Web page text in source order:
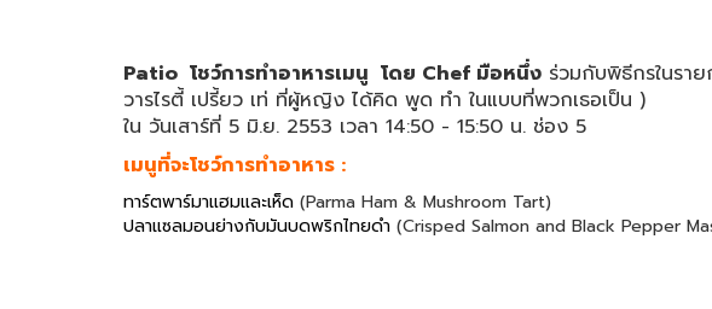
Patio โชว์การทำอาหารเมนู โดย Chef มือหนึ่ง ร่วมกับพิธีกรในรา
วารไรตี้ เปรี้ยว เท่ ที่ผู้หญิง ได้คิด พูด ทำ ในแบบที่พวกเธอเป็น )
ใน วันเสาร์ที่ 5 มิ.ย. 2553 เวลา 14:50 - 15:50 น. ช่อง 5
เมนูที่จะโชว์การทำอาหาร :
ทาร์ตพาร์มาแฮมและเห็ด (Parma Ham & Mushroom Tart)
ปลาแซลมอนย่างกับมันบดพริกไทยดำ (Crisped Salmon and Black Pepper